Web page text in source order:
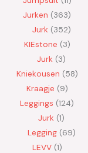
Jurken 363
Jurk 352
KIEstone 3
Jurk 3
Kniekousen 58
Kraagje 9
Leggings 124
Jurk 1
Legging 69
LEVV 1